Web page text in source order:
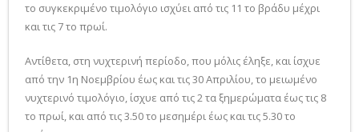
το συγκεκριμένο τιμολόγιο ισχύει από τις 11 το βράδυ μέχρι
και τις 7 το πρωί.
Αντίθετα, στη νυχτερινή περίοδο, που μόλις έληξε, και ίσχυε
από την 1η Νοεμβρίου έως και τις 30 Απριλίου, το μειωμένο
νυχτερινό τιμολόγιο, ίσχυε από τις 2 τα ξημερώματα έως τις 8
το πρωί, και από τις 3.50 το μεσημέρι έως και τις 5.30 το